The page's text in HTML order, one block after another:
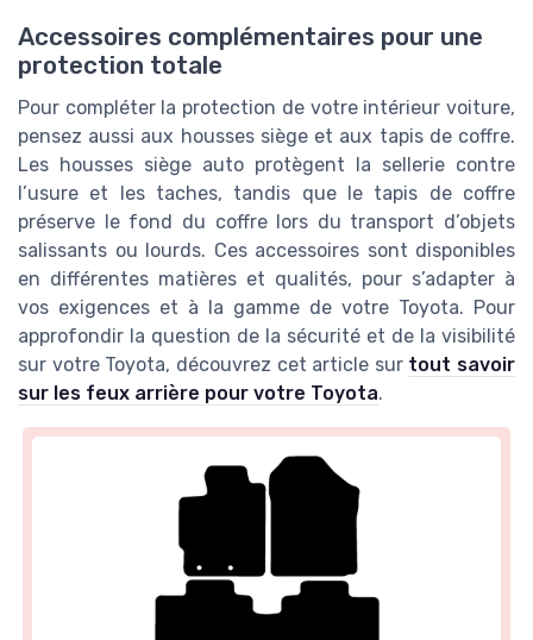
Accessoires complémentaires pour une
protection totale
Pour compléter la protection de votre intérieur voiture,
pensez aussi aux housses siège et aux tapis de coffre.
Les housses siège auto protègent la sellerie contre
l’usure et les taches, tandis que le tapis de coffre
préserve le fond du coffre lors du transport d’objets
salissants ou lourds. Ces accessoires sont disponibles
en différentes matières et qualités, pour s’adapter à
vos exigences et à la gamme de votre Toyota. Pour
approfondir la question de la sécurité et de la visibilité
sur votre Toyota, découvrez cet article sur tout savoir
sur les feux arrière pour votre Toyota.